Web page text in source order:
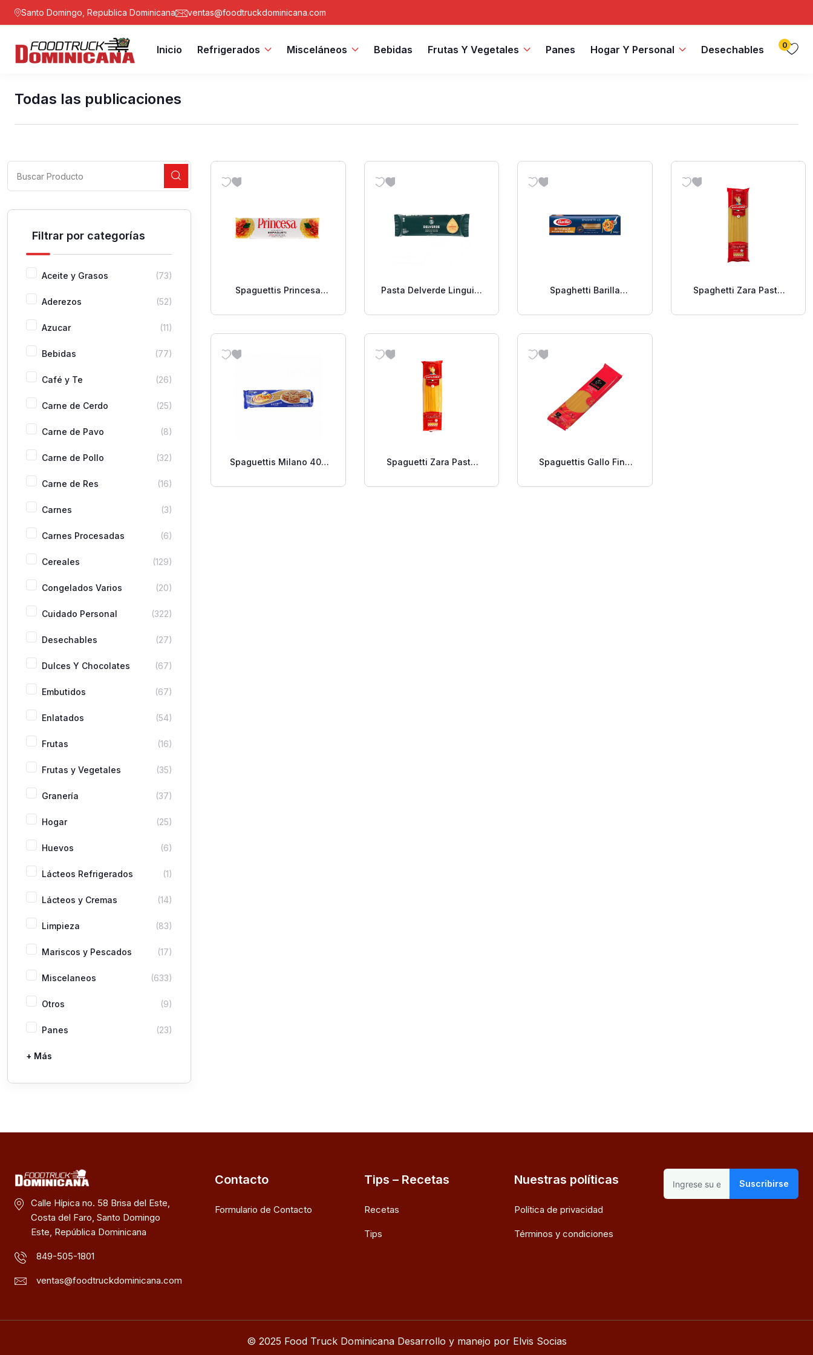
Santo Domingo, Republica Dominicana ventas@foodtruckdominicana.com
Inicio Refrigerados Misceláneos Bebidas Frutas Y Vegetales Panes Hogar Y Personal Desechables 0
Todas las publicaciones
Filtrar por categorías
Aceite y Grasos (73)
Aderezos (52)
Azucar (11)
Bebidas (77)
Café y Te (26)
Carne de Cerdo (25)
Carne de Pavo (8)
Carne de Pollo (32)
Carne de Res (16)
Carnes (3)
Carnes Procesadas (6)
Cereales (129)
Congelados Varios (20)
Cuidado Personal (322)
Desechables (27)
Dulces Y Chocolates (67)
Embutidos (67)
Enlatados (54)
Frutas (16)
Frutas y Vegetales (35)
Granería (37)
Hogar (25)
Huevos (6)
Lácteos Refrigerados (1)
Lácteos y Cremas (14)
Limpieza (83)
Mariscos y Pescados (17)
Miscelaneos (633)
Otros (9)
Panes (23)
Pastas
Picaderas
Sazones y Salsas
Vegetales
+ Más
Spaguettis Princesa
Pasta Delverde Linguini
Spaghetti Barilla
Spaghetti Zara Pasta
Spaguettis Milano 400
Spaguetti Zara Pasta
Spaguettis Gallo Fino
Calle Hípica no. 58 Brisa del Este,
Costa del Faro, Santo Domingo
Este, República Dominicana
849-505-1801
ventas@foodtruckdominicana.com
Contacto
Formulario de Contacto
Tips – Recetas
Recetas
Tips
Nuestras políticas
Política de privacidad
Términos y condiciones
Suscribirse
© 2025 Food Truck Dominicana Desarrollo y manejo por Elvis Socias